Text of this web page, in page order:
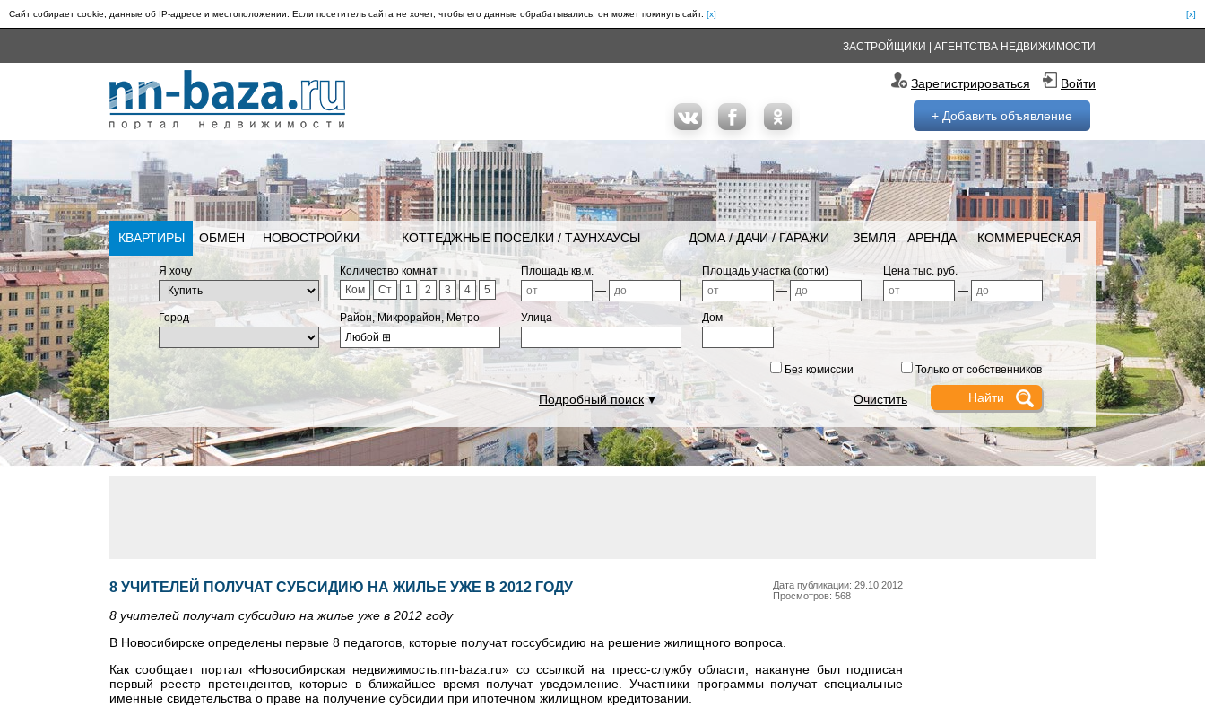
Сайт собирает cookie, данные об IP-адресе и местоположении. Если посетитель сайта не хочет, чтобы его данные обрабатывались, он может покинуть сайт. [x]
[x]
ЗАСТРОЙЩИКИ АГЕНТСТВА НЕДВИЖИМОСТИ
Зарегистрироваться Войти
+ Добавить объявление
КВАРТИРЫ ОБМЕН НОВОСТРОЙКИ КОТТЕДЖНЫЕ ПОСЕЛКИ / ТАУНХАУСЫ ДОМА / ДАЧИ / ГАРАЖИ ЗЕМЛЯ АРЕНДА КОММЕРЧЕСКАЯ
Я хочу
Количество комнат
Ком
Ст 1 2 3 4 5
Площадь кв.м.
—
Площадь участка (сотки)
—
Цена тыс. руб.
—
Город
Район, Микрорайон, Метро
Любой ⊞
Улица Дом
Без комиссии Только от собственников
Подробный поиск▼ Очистить
Дата публикации: 29.10.2012
Просмотров: 568
8 УЧИТЕЛЕЙ ПОЛУЧАТ СУБСИДИЮ НА ЖИЛЬЕ УЖЕ В 2012 ГОДУ
8 учителей получат субсидию на жилье уже в 2012 году
В Новосибирске определены первые 8 педагогов, которые получат госсубсидию на решение жилищного вопроса.
Как сообщает портал «Новосибирская недвижимость.nn-baza.ru» со ссылкой на пресс-службу области, накануне был подписан
первый реестр претендентов, которые в ближайшее время получат уведомление. Участники программы получат специальные
именные свидетельства о праве на получение субсидии при ипотечном жилищном кредитовании.